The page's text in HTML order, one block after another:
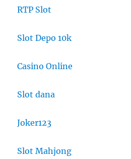
RTP Slot
Slot Depo 10k
Casino Online
Slot dana
Joker123
Slot Mahjong